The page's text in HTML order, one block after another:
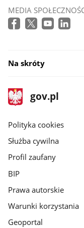
MEDIA
Na skróty
stopka
gov.pl
Strona
gov.pl
gov.pl
Polityka cookies
Służba cywilna
Profil zaufany
BIP
Prawa autorskie
Warunki korzystania
Geoportal